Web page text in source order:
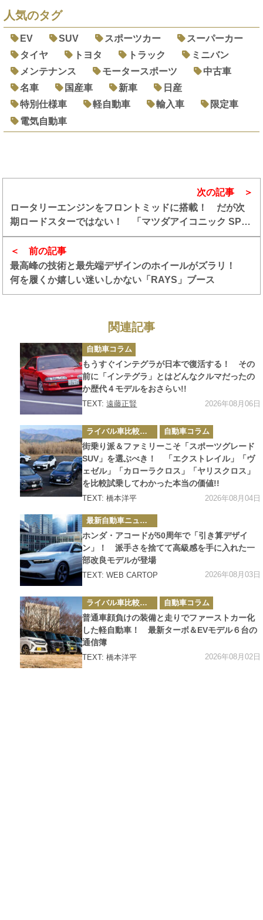
人気のタグ
EV SUV スポーツカー
スーパーカー
タイヤ
トヨタ トラック
ミニバン
メンテナンス
モータースポーツ
中古車
名車
国産車 新車
日産
特別仕様車
軽自動車 輸入車
限定車
電気自動車
前の記事
最高峰の技術と最先端デザインのホイールがズラリ！
何を履くか嬉しい迷いしかない「RAYS」ブース
次の記事
ロータリーエンジンをフロントミッドに搭載！ だが次
期ロードスターではない！ 「マツダアイコニック SP」
が示すマツダの未来とは
関連記事
カ
テ
ゴ
リ
ー
自動車コラム
もうすぐインテグラが日本で復活する！ その
前に「インテグラ」とはどんなクルマだったの
か歴代４モデルをおさらい!!
TEXT:遠藤正賢 2026年08月06日
カ
テ
ゴ
リ
ー
ライバル車比較テスト 自動車コラム
街乗り派＆ファミリーこそ「スポーツグレード
SUV」を選ぶべき！ 「エクストレイル」「ヴ
ェゼル」「カローラクロス」「ヤリスクロス」
を比較試乗してわかった本当の価値!!
TEXT: 橋本洋平 2026年08月04日
カ
テ
ゴ
リ
ー
最新自動車ニュース
ホンダ・アコードが50周年で「引き算デザイ
ン」！ 派手さを捨てて高級感を手に入れた一
部改良モデルが登場
TEXT: WEB CARTOP 2026年08月03日
カ
テ
ゴ
リ
ー
ライバル車比較テスト 自動車コラム
普通車顔負けの装備と走りでファーストカー化
した軽自動車！ 最新ターボ＆EVモデル６台の
通信簿
TEXT: 橋本洋平 2026年08月02日